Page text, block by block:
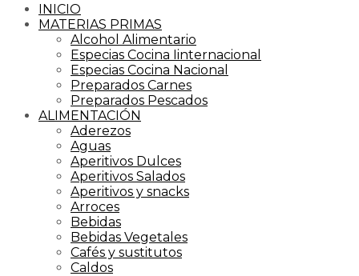
INICIO
MATERIAS PRIMAS
Alcohol Alimentario
Especias Cocina Iinternacional
Especias Cocina Nacional
Preparados Carnes
Preparados Pescados
ALIMENTACIÓN
Aderezos
Aguas
Aperitivos Dulces
Aperitivos Salados
Aperitivos y snacks
Arroces
Bebidas
Bebidas Vegetales
Cafés y sustitutos
Caldos